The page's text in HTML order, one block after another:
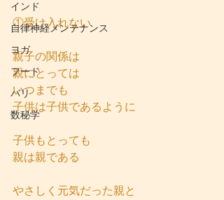
インド
自律神経メンテナンス
ヨガ
フード
バリ
数秘学
①受け入れない
親子の関係は
親にとっては
いつまでも
子供は子供であるように
子供もとっても
親は親である
やさしく元気だった親と